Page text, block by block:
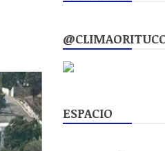
ESPACIO